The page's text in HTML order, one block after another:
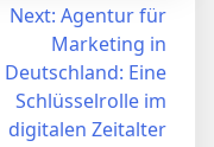
Next: Agentur für
Marketing in
Deutschland: Eine
Schlüsselrolle im
digitalen Zeitalter